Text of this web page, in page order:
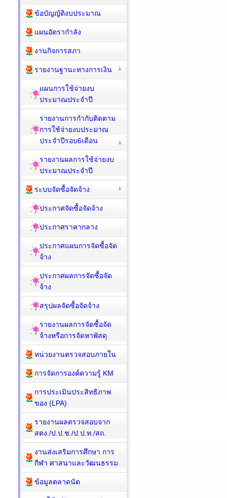
ข้อบัญญัติ
ข้อบัญญัติงบประมาณ
แผนอัตรากำลัง
งานกิจการสภา
รายงานฐานะทางการเงิน
แผนการใช้จ่ายงบ
ประมาณประจำปี
รายงานการกำกับติดตาม
การใช้จ่ายงบประมาณ
ประจำปีรอบ6เดือน
รายงานผลการใช้จ่ายงบ
ประมาณประจำปี
ระบบจัดซื้อจัดจ้าง
ประกาศจัดซื้อจัดจ้าง
ประกาศราคากลาง
ประกาศแผนการจัดซื้อจัด
จ้าง
ประกาศผลการจัดซื้อจัด
จ้าง
สรุปผลจัดซื้อจัดจ้าง
รายงานผลการจัดซื้อจัด
จ้างหรือการจัดหาพัสดุ
หน่วยงานตรวจสอบภายใน
การจัดการองค์ความรู้ KM
การประเมินประสิทธิภาพ
ของ (LPA)
รายงานผลตรวจสอบจาก
สตง./ป.ป.ช./ป.ป.ท./สถ.
งานส่งเสริมการศึกษา การ
กีฬา ศาสนาและวัฒนธรรม
ข้อมูลตลาดนัด